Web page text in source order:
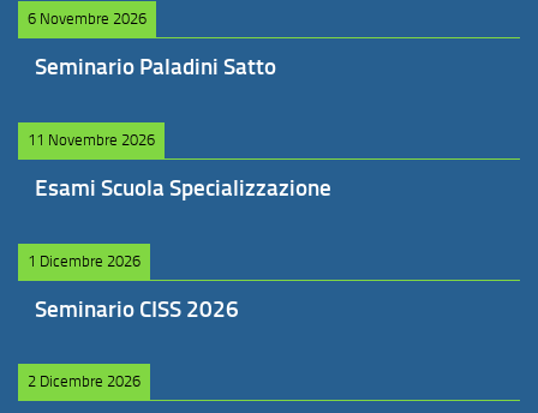
6 Novembre 2026
Seminario Paladini Satto
11 Novembre 2026
Esami Scuola Specializzazione
1 Dicembre 2026
Seminario CISS 2026
2 Dicembre 2026